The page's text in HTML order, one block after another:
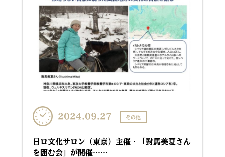
2024.09.27 その他
日ロ文化サロン（東京）主催・「對馬美夏さん
を囲む会」が開催……